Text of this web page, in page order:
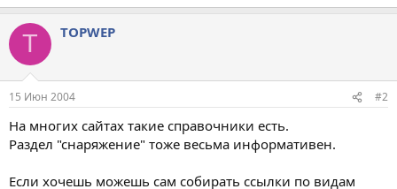
T TOPWEP
15 Июн 2004 #2
На многих сайтах такие справочники есть.
Раздел "снаряжение" тоже весьма информативен.
Если хочешь можешь сам собирать ссылки по видам